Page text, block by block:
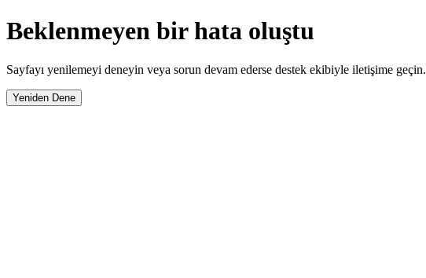
Beklenmeyen bir hata oluştu
Sayfayı yenilemeyi deneyin veya sorun devam ederse destek ekibiyle iletişime geçin.
Yeniden Dene